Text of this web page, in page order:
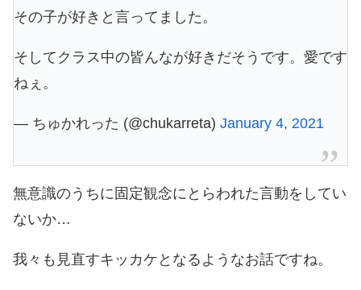
その子が好きと言ってました。
そしてクラス中の皆んなが好きだそうです。愛です
ねぇ。
— ちゅかれった (@chukarreta) January 4, 2021
無意識のうちに固定観念にとらわれた言動をしてい
ないか…
我々も見直すキッカケとなるようなお話ですね。